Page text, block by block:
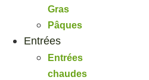
Gras
Pâques
Entrées
Entrées
chaudes